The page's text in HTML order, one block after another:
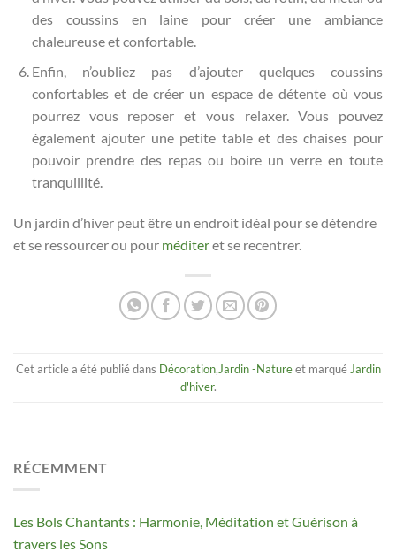
des coussins en laine pour créer une ambiance
chaleureuse et confortable.
Enfin, n’oubliez pas d’ajouter quelques coussins
confortables et de créer un espace de détente où vous
pourrez vous reposer et vous relaxer. Vous pouvez
également ajouter une petite table et des chaises pour
pouvoir prendre des repas ou boire un verre en toute
tranquillité.
Un jardin d’hiver peut être un endroit idéal pour se détendre
et se ressourcer ou pour méditeret se recentrer.
Cet article a été publié dans Décoration,Jardin -Natureet marqué Jardin
d'hiver.
RÉCEMMENT
Les Bols Chantants : Harmonie, Méditation et Guérison à
travers les Sons